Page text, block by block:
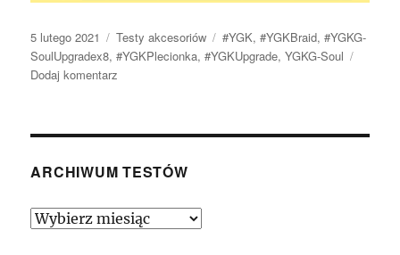
Data
publikacji
5 lutego 2021 Kategorie
Testy akcesoriów Tagi
#YGK,#YGKBraid,#YGKG-
SoulUpgradex8,#YGKPlecionka,#YGKUpgrade,YGKG-Soul
Dodaj komentarz
x8
Podstawowa
ośmiosplotówka
ARCHIWUM TESTÓW
Archiwum